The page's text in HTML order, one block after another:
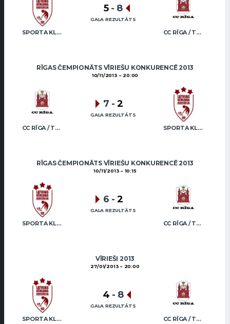
SPORTA KLUBS “OB” / REGŽA CC RĪGA / TRUKŠĀNS
5 - 8
GALA REZULTĀTS
RĪGAS ČEMPIONĀTS VĪRIEŠU KONKURENCĒ 2013
10/11/2013 20:00
CC RĪGA / TRUKŠĀNS SPORTA KLUBS “OB” / REGŽA
7 - 2
GALA REZULTĀTS
RĪGAS ČEMPIONĀTS VĪRIEŠU KONKURENCĒ 2013
10/11/2013 10:15
SPORTA KLUBS “OB” / REGŽA CC RĪGA / TRUKŠĀNS
6 - 2
GALA REZULTĀTS
VĪRIEŠI 2013
27/01/2013 20:00
SPORTA KLUBS “OB” / REGŽA CC RĪGA / TRUKŠĀNS
4 - 8
GALA REZULTĀTS